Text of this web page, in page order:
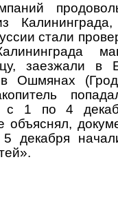
стали
заезжали
Ошмянах
1 по 4
объяснял,
декабря